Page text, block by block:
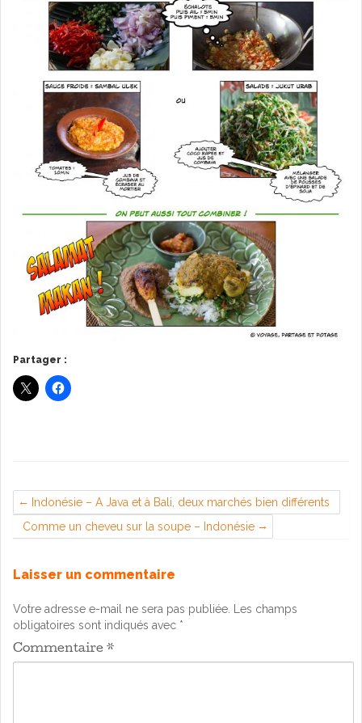
Partager :
Indonésie – A Java et à Bali, deux marchés bien différents
Comme un cheveu sur la soupe – Indonésie
Laisser un commentaire
Votre adresse e-mail ne sera pas publiée. Les champs
obligatoires sont indiqués avec *
Commentaire *